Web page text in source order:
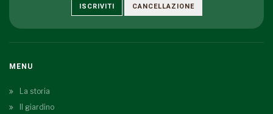
ISCRIVITI CANCELLAZIONE
MENU
La storia
Il giardino